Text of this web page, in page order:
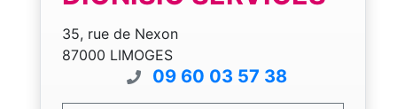
35, rue de Nexon
87000 LIMOGES
09 60 03 57 38